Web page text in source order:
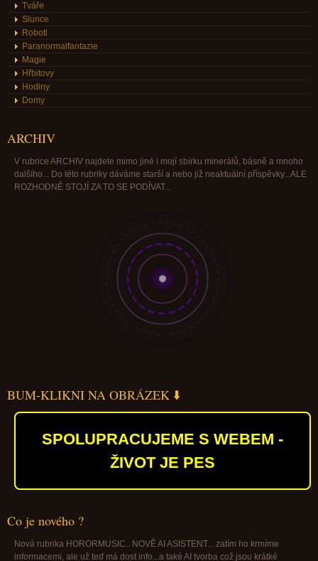
Tváře
Slunce
Roboti
Paranormalfantazie
Magie
Hřbitovy
Hodiny
Domy
ARCHIV
V rubrice ARCHIV najdete mimo jiné i mojí sbírku minerálů, básně a mnoho
dalšího... Do této rubriky dáváme starší a nebo již neaktuální příspěvky...ALE
ROZHODNĚ STOJÍ ZA TO SE PODÍVAT...
BUM-KLIKNI NA OBRÁZEK ⬇️
SPOLUPRACUJEME S WEBEM -
ŽIVOT JE PES
Co je nového ?
Nová rubrika HORORMUSIC.. NOVĚ AI ASISTENT... zatím ho krmíme
informacemi, ale už teď má dost info...a také AI tvorba což jsou krátké